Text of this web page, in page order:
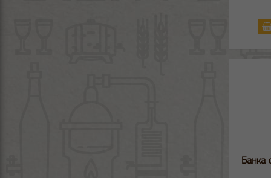
Банка